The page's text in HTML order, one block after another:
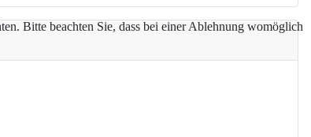
Bitte beachten Sie, dass bei einer Ablehnung womöglich